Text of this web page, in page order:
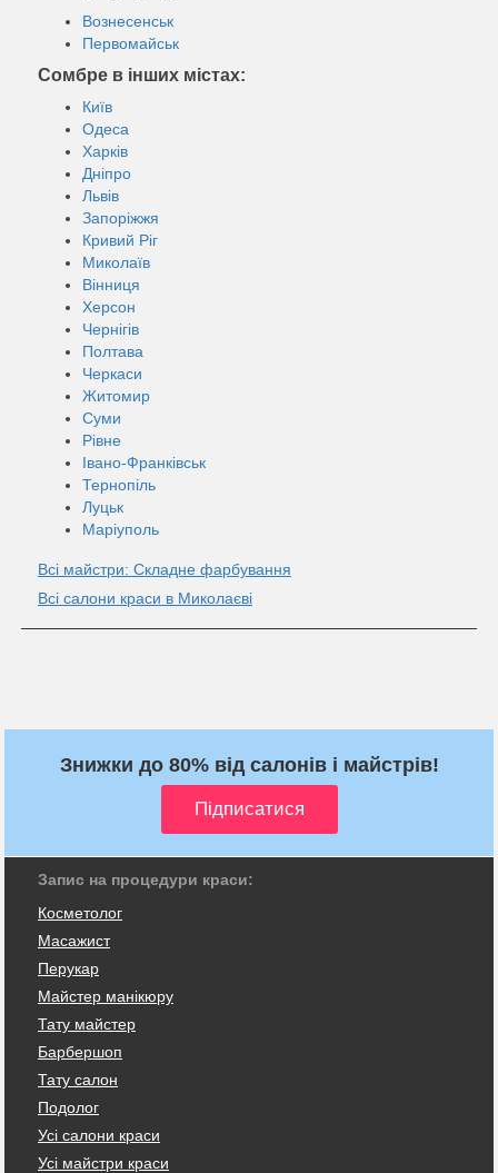
Вознесенськ
Первомайськ
Сомбре в інших містах:
Київ
Одеса
Харків
Дніпро
Львів
Запоріжжя
Кривий Ріг
Миколаїв
Вінниця
Херсон
Чернігів
Полтава
Черкаси
Житомир
Суми
Рівне
Івано-Франківськ
Тернопіль
Луцьк
Маріуполь
Всі майстри: Складне фарбування
Всі салони краси в Миколаєві
Знижки до 80% від салонів і майстрів!
Запис на процедури краси:
Косметолог
Масажист
Перукар
Майстер манікюру
Тату майстер
Барбершоп
Тату салон
Подолог
Усі салони краси
Усі майстри краси